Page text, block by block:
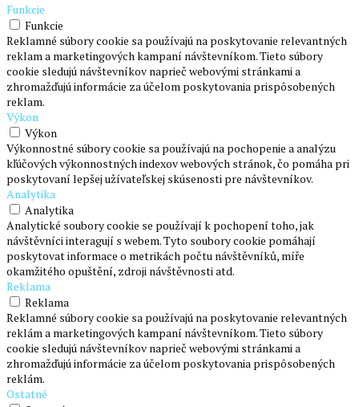
Funkcie
Funkcie
Reklamné súbory cookie sa používajú na poskytovanie relevantných
reklam a marketingových kampaní návštevníkom. Tieto súbory
cookie sledujú návštevníkov naprieč webovými stránkami a
zhromažďujú informácie za účelom poskytovania prispôsobených
reklam.
Výkon
Výkon
Výkonnostné súbory cookie sa používajú na pochopenie a analýzu
kľúčových výkonnostných indexov webových stránok, čo pomáha pri
poskytovaní lepšej užívateľskej skúsenosti pre návštevníkov.
Analytika
Analytika
Analytické soubory cookie se používají k pochopení toho, jak
návštěvníci interagují s webem. Tyto soubory cookie pomáhají
poskytovat informace o metrikách počtu návštěvníků, míře
okamžitého opuštění, zdroji návštěvnosti atd.
Reklama
Reklama
Reklamné súbory cookie sa používajú na poskytovanie relevantných
reklám a marketingových kampaní návštevníkom. Tieto súbory
cookie sledujú návštevníkov naprieč webovými stránkami a
zhromažďujú informácie za účelom poskytovania prispôsobených
reklám.
Ostatné